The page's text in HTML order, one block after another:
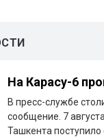
На Карасу-6
В пресс-службе
сообщение. 7
Ташкента